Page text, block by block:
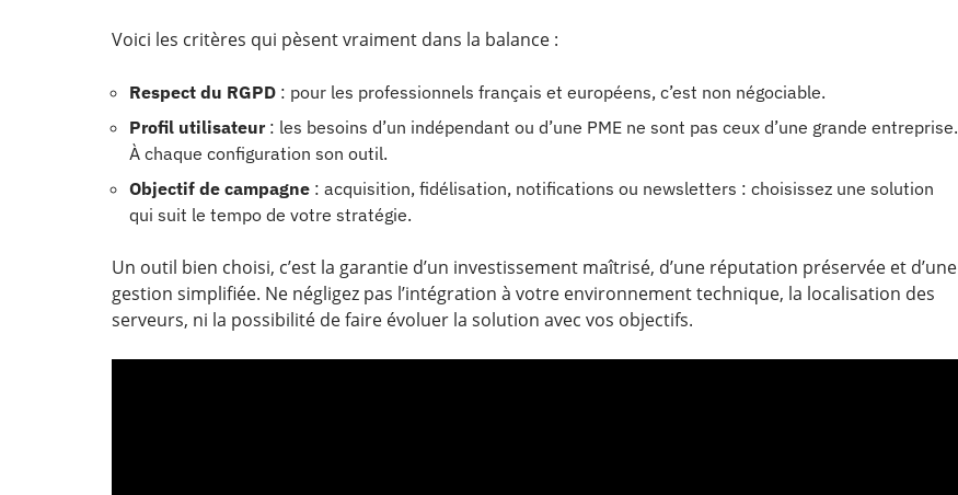
Voici les critères qui pèsent vraiment dans la balance :
Respect du RGPD : pour les professionnels français et européens, c’est non négociable.
Profil utilisateur: les besoins d’un indépendant ou d’une PME ne sont pas ceux d’une grande entreprise.
À chaque configuration son outil.
Objectif de campagne : acquisition, fidélisation, notifications ou newsletters : choisissez une solution
qui suit le tempo de votre stratégie.
Un outil bien choisi, c’est la garantie d’un investissement maîtrisé, d’une réputation préservée et d’une
gestion simplifiée. Ne négligez pas l’intégration à votre environnement technique, la localisation des
serveurs, ni la possibilité de faire évoluer la solution avec vos objectifs.